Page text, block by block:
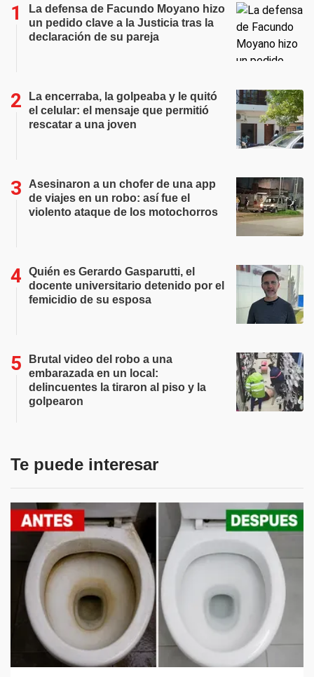
La defensa de Facundo Moyano hizo
un pedido clave a la Justicia tras la
declaración de su pareja
La encerraba, la golpeaba y le quitó
el celular: el mensaje que permitió
rescatar a una joven
Asesinaron a un chofer de una app
de viajes en un robo: así fue el
violento ataque de los motochorros
Quién es Gerardo Gasparutti, el
docente universitario detenido por el
femicidio de su esposa
Brutal video del robo a una
embarazada en un local:
delincuentes la tiraron al piso y la
golpearon
Te puede interesar